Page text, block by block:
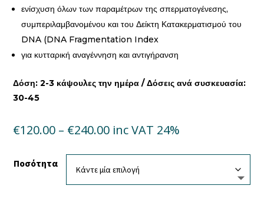
ενίσχυση όλων των παραμέτρων της σπερματογένεσης,
συμπεριλαμβανομένου και του Δείκτη Κατακερματισμού του
DNA (DNA Fragmentation Index
για κυτταρική αναγέννηση και αντιγήρανση
Δόση: 2-3 κάψουλες την ημέρα / Δόσεις ανά συσκευασία:
30-45
€120.00 – €240.00Price
€120.00
through
€240.00
inc VAT 24%
Ποσότητα